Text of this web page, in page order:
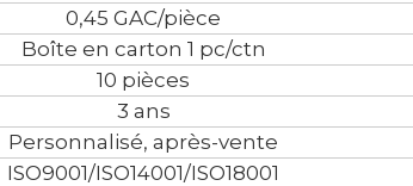
0,45 GAC/pièce
Boîte en carton 1 pc/ctn
10 pièces
3 ans
Personnalisé, après-vente
ISO9001/ISO14001/ISO18001